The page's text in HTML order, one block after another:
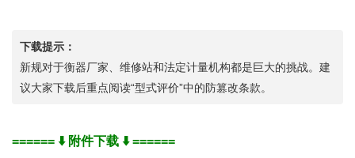
下载提示：
新规对于衡器厂家、维修站和法定计量机构都是巨大的挑战。建
议大家下载后重点阅读“型式评价”中的防篡改条款。
====== ⬇️ 附件下载 ⬇️ ======